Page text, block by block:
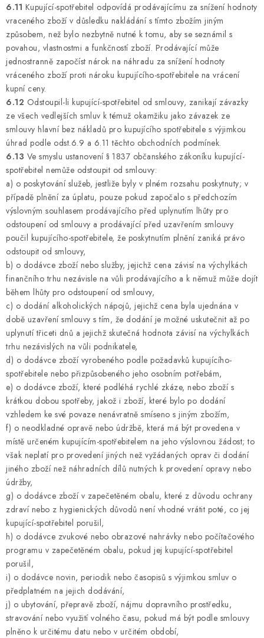
6.11 Kupující-spotřebitel odpovídá prodávajícímu za snížení hodnoty
vraceného zboží v důsledku nakládání s tímto zbožím jiným
způsobem, než bylo nezbytně nutné k tomu, aby se seznámil s
povahou, vlastnostmi a funkčností zboží. Prodávající může
jednostranně započíst nárok na náhradu za snížení hodnoty
vráceného zboží proti nároku kupujícího-spotřebitele na vrácení
kupní ceny.
6.12 Odstoupil-li kupující-spotřebitel od smlouvy, zanikají závazky
ze všech vedlejších smluv k témuž okamžiku jako závazek ze
smlouvy hlavní bez nákladů pro kupujícího spotřebitele s výjimkou
úhrad podle odst.6.9 a 6.11 těchto obchodních podmínek.
6.13 Ve smyslu ustanovení § 1837 občanského zákoníku kupující-
spotřebitel nemůže odstoupit od smlouvy:
a) o poskytování služeb, jestliže byly v plném rozsahu poskytnuty; v
případě plnění za úplatu, pouze pokud započalo s předchozím
výslovným souhlasem prodávajícího před uplynutím lhůty pro
odstoupení od smlouvy a prodávající před uzavřením smlouvy
poučil kupujícího-spotřebitele, že poskytnutím plnění zaniká právo
odstoupit od smlouvy,
b) o dodávce zboží nebo služby, jejichž cena závisí na výchylkách
finančního trhu nezávisle na vůli prodávajícího a k němuž může dojít
během lhůty pro odstoupení od smlouvy,
c) o dodání alkoholických nápojů, jejichž cena byla ujednána v
době uzavření smlouvy s tím, že dodání je možné uskutečnit až po
uplynutí třiceti dnů a jejichž skutečná hodnota závisí na výchylkách
trhu nezávislých na vůli podnikatele,
d) o dodávce zboží vyrobeného podle požadavků kupujícího-
spotřebitele nebo přizpůsobeného jeho osobním potřebám,
e) o dodávce zboží, které podléhá rychlé zkáze, nebo zboží s
krátkou dobou spotřeby, jakož i zboží, které bylo po dodání
vzhledem ke své povaze nenávratně smíseno s jiným zbožím,
f) o neodkladné opravě nebo údržbě, která má být provedena v
místě určeném kupujícím-spotřebitelem na jeho výslovnou žádost; to
však neplatí pro provedení jiných než vyžádaných oprav či dodání
jiného zboží než náhradních dílů nutných k provedení opravy nebo
údržby,
g) o dodávce zboží v zapečetěném obalu, které z důvodu ochrany
zdraví nebo z hygienických důvodů není vhodné vrátit poté, co jej
kupující-spotřebitel porušil,
h) o dodávce zvukové nebo obrazové nahrávky nebo počítačového
programu v zapečetěném obalu, pokud jej kupující-spotřebitel
porušil,
i) o dodávce novin, periodik nebo časopisů s výjimkou smluv o
předplatném na jejich dodávání,
j) o ubytování, přepravě zboží, nájmu dopravního prostředku,
stravování nebo využití volného času, pokud má být podle smlouvy
plněno k určitému datu nebo v určitém období,